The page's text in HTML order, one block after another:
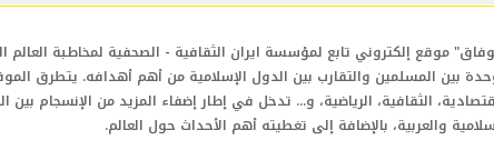
موقع إلكتروني تابع لمؤسسة ايران الثقافية - الصحفية لمخاطبة العالم
بين المسلمين والتقارب بين الدول الإسلامية من أهم أهدافه. يتطرق
الثقافية، الرياضية، و... تدخل في إطار إضفاء المزيد من الإنسجام بين
والعربية، بالإضافة إلى تغطيته أهم الأحداث حول العالم.